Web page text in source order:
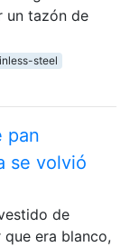
un tazón de
steel
pan
se volvió
de
era blanco,